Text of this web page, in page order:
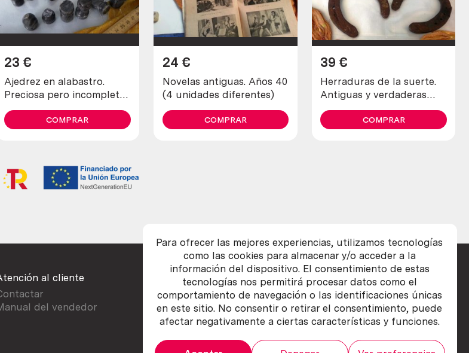
Para ofrecer las mejores experiencias, utilizamos tecnologías
como las cookies para almacenar y/o acceder a la
información del dispositivo. El consentimiento de estas
tecnologías nos permitirá procesar datos como el
comportamiento de navegación o las identificaciones únicas
en este sitio. No consentir o retirar el consentimiento, puede
afectar negativamente a ciertas características y funciones.
Ajedrez en alabastro.
Preciosa pero incompleta
y en mal estado.
23 €
COMPRAR
Novelas antiguas. Años 40
(4 unidades diferentes)
24 €
COMPRAR
Herraduras de la suerte.
Antiguas y verdaderas
(lote de 4 unidades)
39 €
COMPRAR
al cliente
del vendedor